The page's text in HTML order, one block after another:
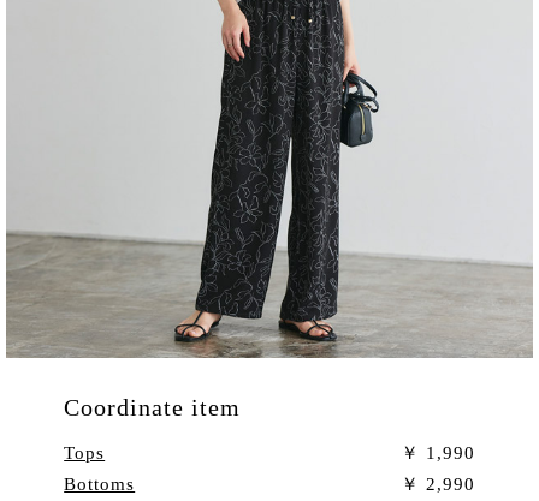
Coordinate item
Tops
1,990
Bottoms
2,990